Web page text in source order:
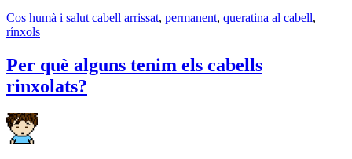
Cos humà i salut cabell arrissat, permanent, queratina al cabell,
rínxols
Per què alguns tenim els cabells
rinxolats?